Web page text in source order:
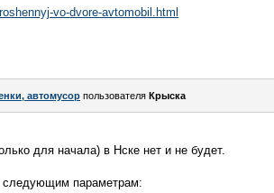
vo-dvore-avtomobil.html
автомусор пользователя Крыска
для начала) в Нске нет и не будет.
следующим параметрам: